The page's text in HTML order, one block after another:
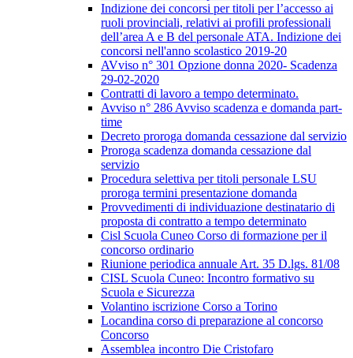
Indizione dei concorsi per titoli per l’accesso ai
ruoli provinciali, relativi ai profili professionali
dell’area A e B del personale ATA. Indizione dei
concorsi nell'anno scolastico 2019-20
AVviso n° 301 Opzione donna 2020- Scadenza
29-02-2020
Contratti di lavoro a tempo determinato.
Avviso n° 286 Avviso scadenza e domanda part-
time
Decreto proroga domanda cessazione dal servizio
Proroga scadenza domanda cessazione dal
servizio
Procedura selettiva per titoli personale LSU
proroga termini presentazione domanda
Provvedimenti di individuazione destinatario di
proposta di contratto a tempo determinato
Cisl Scuola Cuneo Corso di formazione per il
concorso ordinario
Riunione periodica annuale Art. 35 D.lgs. 81/08
CISL Scuola Cuneo: Incontro formativo su
Scuola e Sicurezza
Volantino iscrizione Corso a Torino
Locandina corso di preparazione al concorso
Concorso
Assemblea incontro Die Cristofaro